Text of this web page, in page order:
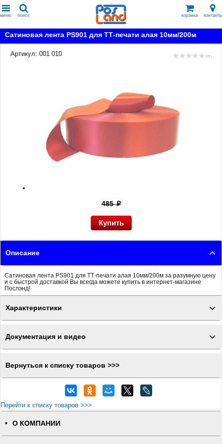
меню поиск корзина контакты
Сатиновая лента PS901 для ТТ-печати алая 10мм/200м
Артикул: 001 010 ( 0 )
485p
Описание
Сатиновая лента PS901 для ТТ-печати алая 10мм/200м за разумную цену
и с быстрой доставкой Вы всегда можете купить в интернет-магазине
Послэнд!
Характеристики
Документация и видео
Вернуться к списку товаров >>>
Перейти к списку товаров >>>
О КОМПАНИИ